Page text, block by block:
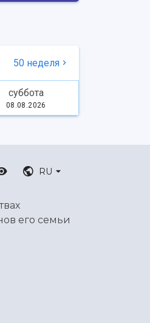
50 неделя
суббота
08.08.2026
RU
его семьи